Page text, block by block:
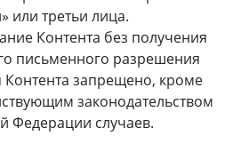
или третьи лица.
Контента без получения
письменного разрешения
Контента запрещено, кроме
законодательством
Федерации случаев.